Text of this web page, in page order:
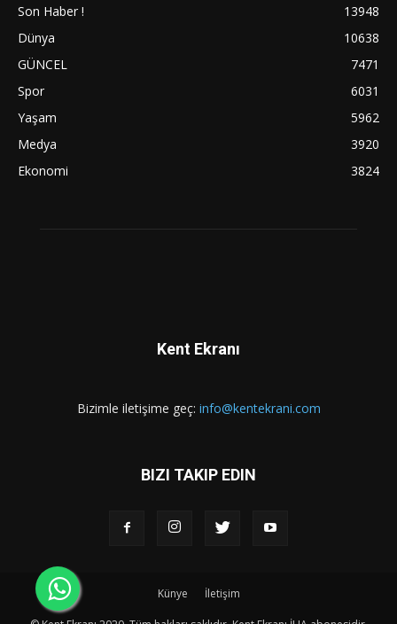
Son Haber !
13948
Dünya
10638
GÜNCEL
7471
Spor
6031
Yaşam
5962
Medya
3920
Ekonomi
3824
Kent Ekranı
Bizimle iletişime geç: info@kentekrani.com
BIZI TAKIP EDIN
Künye İletişim